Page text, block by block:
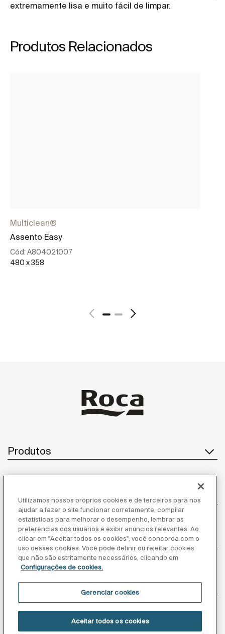
extremamente lisa e muito fácil de limpar.
Produtos Relacionados
Multiclean®
Assento Easy
Cód: A804021007
480 x 358
Produtos
Atendimento ao cliente
Sobre nós
Inspiração
Siga-nos
Utilizamos nossos próprios cookies e de terceiros para nos
ajudar a fazer o site funcionar corretamente, compilar
estatísticas para melhorar o desempenho, lembrar as
preferências dos usuários e exibir anúncios relevantes. Ao
clicar em "Aceitar todos os cookies", você concorda com o
uso desses cookies. Você pode definir ou rejeitar cookies
que não são estritamente necessários, clicando em
Configurações de cookies.
Gerenciar cookies
Aceitar todos os cookies